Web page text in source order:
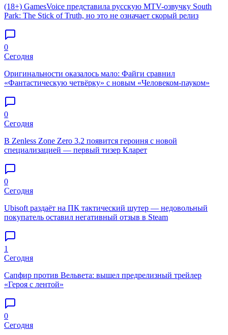
(18+) GamesVoice представила русскую MTV-озвучку South
Park: The Stick of Truth, но это не означает скорый релиз
0
Сегодня
Оригинальности оказалось мало: Файги сравнил
«Фантастическую четвёрку» с новым «Человеком-пауком»
0
Сегодня
В Zenless Zone Zero 3.2 появится героиня с новой
специализацией — первый тизер Кларет
0
Сегодня
Ubisoft раздаёт на ПК тактический шутер — недовольный
покупатель оставил негативный отзыв в Steam
1
Сегодня
Сапфир против Вельвета: вышел предрелизный трейлер
«Героя с лентой»
0
Сегодня